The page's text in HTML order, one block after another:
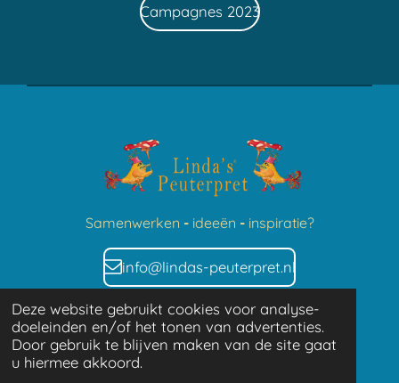
Deze website gebruikt cookies voor analyse-
doeleinden en/of het tonen van advertenties.
Door gebruik te blijven maken van de site gaat
u hiermee akkoord.
Campagnes 2023
Samenwerken - ideeën -inspiratie?
info@lindas-peuterpret.nl
P
i
L
i
© 2022 - 2025Linda's peuterpret